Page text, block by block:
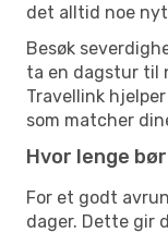
det alltid noe
Besøk
ta en dagstur til
Travellink
som matcher
Hvor lenge
For et godt
dager. Dette gir